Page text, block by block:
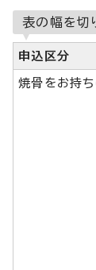
表の幅を切
申込区分
焼骨をお持